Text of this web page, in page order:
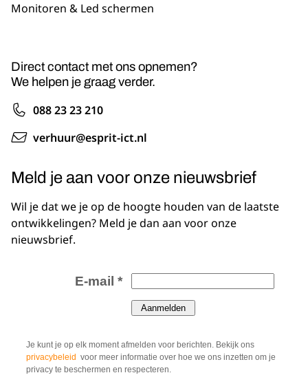
Monitoren & Led schermen
Direct contact met ons opnemen?
We helpen je graag verder.
088 23 23 210
verhuur@esprit-ict.nl
Meld je aan voor onze nieuwsbrief
Wil je dat we je op de hoogte houden van de laatste
ontwikkelingen? Meld je dan aan voor onze
nieuwsbrief.